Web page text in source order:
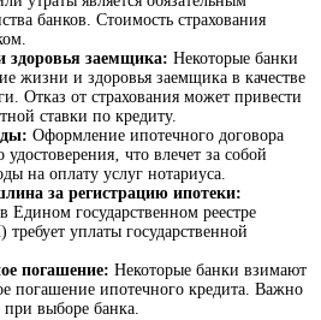
банков. Стоимость страхования
здоровья заемщика: Некоторые банки
жизни и здоровья заемщика в качестве
Отказ от страхования может привести
ставки по кредиту.
Оформление ипотечного договора
удостоверения‚ что влечет за собой
на оплату услуг нотариуса.
за регистрацию ипотеки:
Едином государственном реестре
уплаты государственной
погашение: Некоторые банки взимают
погашение ипотечного кредита. Важно
при выборе банка.